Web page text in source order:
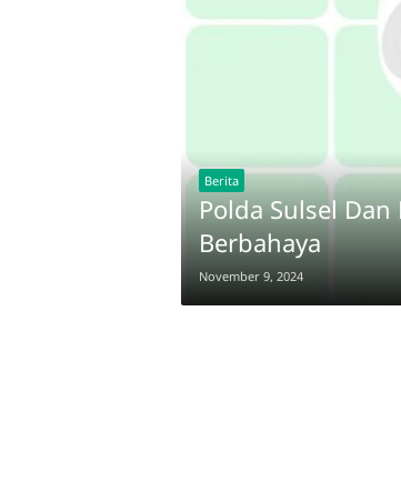
Berita
Polda Sulsel
Berbahaya
November 9, 2024